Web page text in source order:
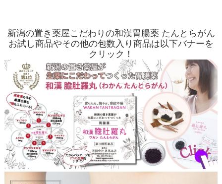
新潟の置き薬屋こだわりの和漢胃腸薬 たんとらがん
お試し商品やその他の包数入り商品は以下バナーを
クリック！